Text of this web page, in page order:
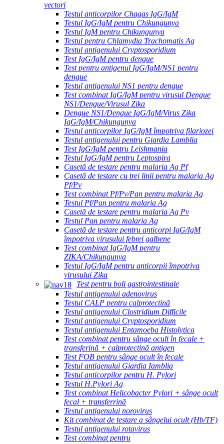
vectori
Testul anticorpilor Chagas IgG/IgM
Testul IgG/IgM pentru Chikungunya
Testul IgM pentru Chikungunya
Testul pentru Chlamydia Trachomatis Ag
Testul antigenului Cryptosporidium
Test IgG/IgM pentru dengue
Test pentru antigenul IgG/IgM/NS1 pentru
dengue
Testul antigenului NS1 pentru dengue
Test combinat IgG/IgM pentru virusul Dengue
NS1/Dengue/Virusul Zika
Dengue NS1/Dengue IgG/IgM/Virus Zika
IgG/IgM/Chikungunya
Testul anticorpilor IgG/IgM împotriva filariozei
Testul antigenului pentru Giardia Lamblia
Test IgG/IgM pentru Leishmania
Testul IgG/IgM pentru Leptospira
Casetă de testare pentru malaria Ag Pf
Casetă de testare cu trei linii pentru malaria Ag
Pf/Pv
Test combinat Pf/Pv/Pan pentru malaria Ag
Testul Pf/Pan pentru malaria Ag
Casetă de testare pentru malaria Ag Pv
Testul Pan pentru malaria Ag
Casetă de testare pentru anticorpi IgG/IgM
împotriva virusului febrei galbene
Test combinat IgG/IgM pentru
ZIKA/Chikungunya
Testul IgG/IgM pentru anticorpii împotriva
virusului Zika
Test pentru boli gastrointestinale
Testul antigenului adenovirus
Testul CALP pentru calprotectină
Testul antigenului Clostridium Difficile
Testul antigenului Cryptosporidium
Testul antigenului Entamoeba Histolytica
Test combinat pentru sânge ocult în fecale +
transferină + calprotectină antigen
Test FOB pentru sânge ocult în fecale
Testul antigenului Giardia Iamblia
Testul anticorpilor pentru H. Pylori
Testul H.Pylori Ag
Test combinat Helicobacter Pylori + sânge ocult
fecal + transferrină
Testul antigenului norovirus
Kit combinat de testare a sângelui ocult (Hb/TF)
Testul antigenului rotavirus
Test combinat pentru